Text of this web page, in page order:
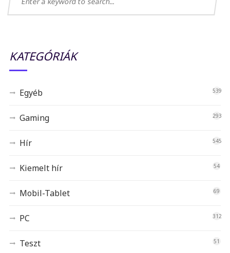
KATEGÓRIÁK
Egyéb 539
Gaming 293
Hír 545
Kiemelt hír 54
Mobil-Tablet 69
PC 312
Teszt 51